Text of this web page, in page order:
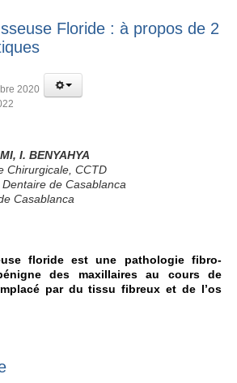
Floride : à propos de 2
2020
I. BENYAHYA
Chirurgicale, CCTD
de Casablanca
Casablanca
floride est une pathologie fibro-
des maxillaires au cours de
par du tissu fibreux et de l’os